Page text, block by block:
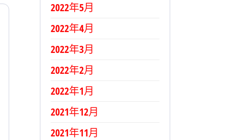
2022年5月
2022年4月
2022年3月
2022年2月
2022年1月
2021年12月
2021年11月